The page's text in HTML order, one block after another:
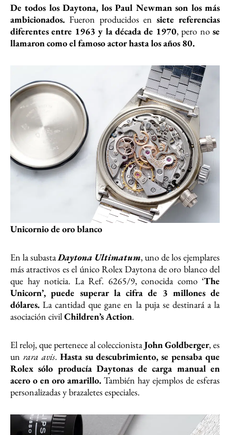
De todos los Daytona, los Paul Newman son los más
ambicionados. Fueron producidos ensiete referencias
diferentes entre 1963 y la década de 1970, pero nose
llamaron como el famoso actor hasta los años 80.
Unicornio de oro blanco
En la subastaDaytona Ultimatum, uno de los ejemplares
más atractivos es el único Rolex Daytona de oro blanco del
que hay noticia. La Ref. 6265/9, conocida como ‘The
Unicorn’, puede superar la cifra de 3 millones de
dólares. La cantidad que gane en la puja se destinará a la
asociación civilChildren’s Action.
El reloj, que pertenece al coleccionistaJohn Goldberger, es
un rara avis. Hasta su descubrimiento, se pensaba que
Rolex sólo producía Daytonas de carga manual en
acero o en oro amarillo. También hay ejemplos de esferas
personalizadas y brazaletes especiales.